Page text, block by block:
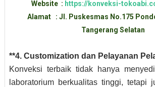
Website : https://konveksi-
Alamat : Jl. Puskesmas No.175
Tangerang Selatan
**4. Customization dan Pelayanan
Konveksi terbaik tidak hanya
laboratorium berkualitas tinggi, tetapi